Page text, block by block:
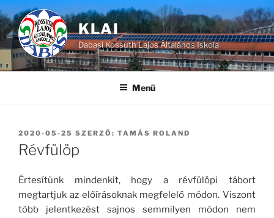
Tartalomhoz
KLAI
Dabasi Kossuth Lajos Általános Iskola
Menü
BEKÜLDVE:
2020-05-25 SZERZŐ: TAMÁS ROLAND
Révfülöp
Értesítünk mindenkit, hogy a révfülöpi tábort
megtartjuk az előírásoknak megfelelő módon. Viszont
több jelentkezést sajnos semmilyen módon nem